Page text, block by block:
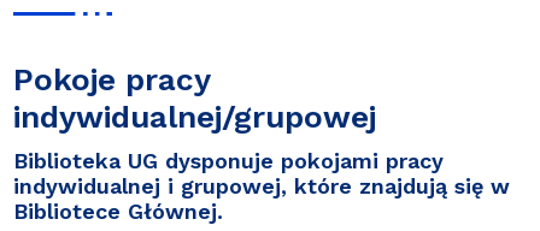
Pokoje pracy
indywidualnej/grupowej
Biblioteka UG dysponuje pokojami pracy
indywidualnej i grupowej, które znajdują się w
Bibliotece Głównej.